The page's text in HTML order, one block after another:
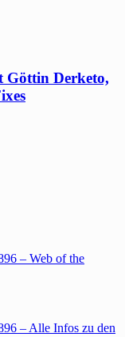
Göttin Derketo,
– Web of the
– Alle Infos zu den